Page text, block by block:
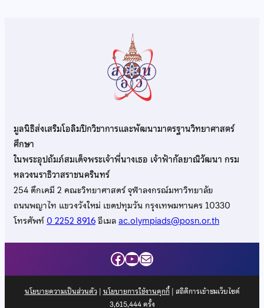
มูลนิธิส่งเสริมโอลิมปิกวิชาการและพัฒนามาตรฐานวิทยาศาสตร์
ศึกษา
ในพระอุปถัมภ์สมเด็จพระเจ้าพี่นางเธอ เจ้าฟ้ากัลยาณิวัฒนา กรม
หลวงนราธิวาสราชนครินทร์
254 ตึกเคมี 2 คณะวิทยาศาสตร์ จุฬาลงกรณ์มหาวิทยาลัย
ถนนพญาไท แขวงวังใหม่ เขตปทุมวัน กรุงเทพมหานคร 10330
โทรศัพท์0 2252 8916อีเมลac.olympiads@posn.or.th
Facebook
YouTube
Mail
นโยบายความเป็นส่วนตัว| นโยบายการใช้งานคุกกี้| สถิติการเข้าชมเว็บไซต์
3,615,444ครั้ง